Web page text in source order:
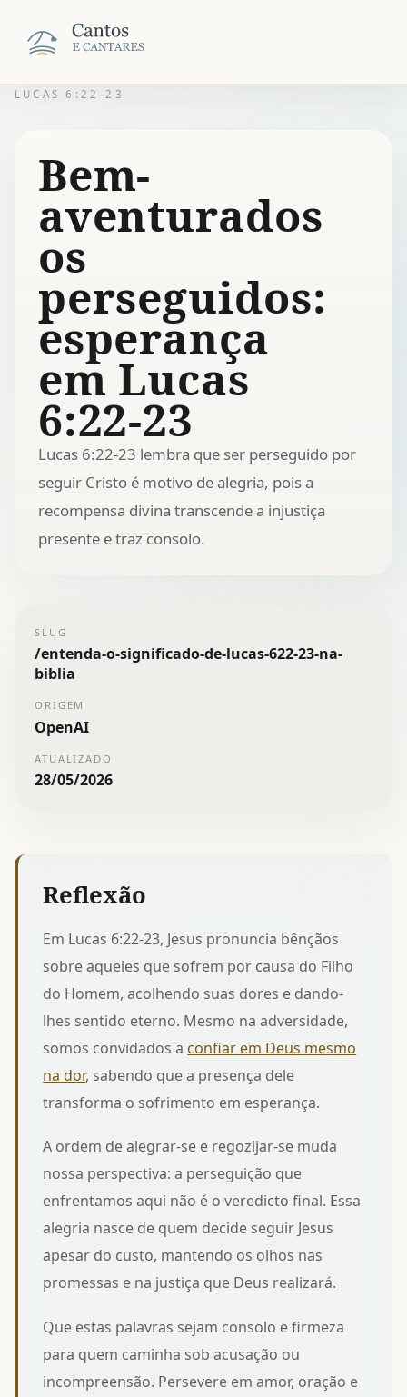
LUCAS 6:22-23
Bem-
aventurados
os
perseguidos:
esperança
em Lucas
6:22-23
Lucas 6:22-23 lembra que ser perseguido por
seguir Cristo é motivo de alegria, pois a
recompensa divina transcende a injustiça
presente e traz consolo.
SLUG
/entenda-o-significado-de-lucas-622-23-na-
biblia
ORIGEM
OpenAI
ATUALIZADO
28/05/2026
Reflexão
Em Lucas 6:22-23, Jesus pronuncia bênçãos
sobre aqueles que sofrem por causa do Filho
do Homem, acolhendo suas dores e dando-
lhes sentido eterno. Mesmo na adversidade,
somos convidados a confiar em Deus mesmo
na dor, sabendo que a presença dele
transforma o sofrimento em esperança.
A ordem de alegrar-se e regozijar-se muda
nossa perspectiva: a perseguição que
enfrentamos aqui não é o veredicto final. Essa
alegria nasce de quem decide seguir Jesus
apesar do custo, mantendo os olhos nas
promessas e na justiça que Deus realizará.
Que estas palavras sejam consolo e firmeza
para quem caminha sob acusação ou
incompreensão. Persevere em amor, oração e